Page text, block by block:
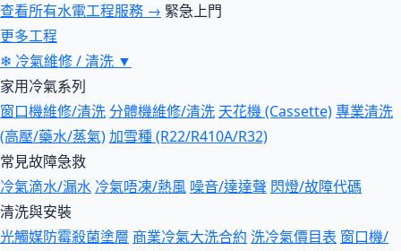
查看所有水電工程服務 → 緊急上門
更多工程
❄ 冷氣維修 / 清洗 ▼
家用冷氣系列
窗口機維修/清洗 分體機維修/清洗 天花機 (Cassette)專業清洗
(高壓/藥水/蒸氣)加雪種 (R22/R410A/R32)
常見故障急救
冷氣滴水/漏水 冷氣唔凍/熱風 噪音/達達聲 閃燈/故障代碼
清洗與安裝
光觸媒防霉殺菌塗層 商業冷氣大洗合約 洗冷氣價目表 窗口機/